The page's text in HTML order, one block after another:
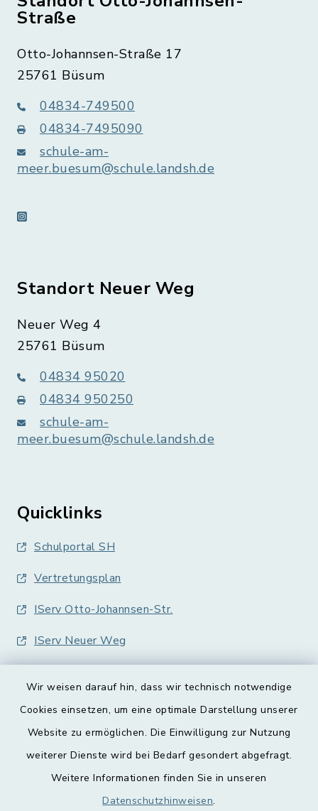
Wir weisen darauf hin, dass wir technisch notwendige
Cookies einsetzen, um eine optimale Darstellung unserer
Website zu ermöglichen. Die Einwilligung zur Nutzung
weiterer Dienste wird bei Bedarf gesondert abgefragt.
Weitere Informationen finden Sie in unseren
Datenschutzhinweisen.
Straße
Otto-Johannsen-Straße 17
25761 Büsum
04834-749500
04834-7495090
schule-am-
meer.buesum@schule.landsh.de
instagram
Standort Neuer Weg
Neuer Weg 4
25761 Büsum
04834 95020
04834 950250
schule-am-
meer.buesum@schule.landsh.de
Quicklinks
Schulportal SH
Vertretungsplan
IServ Otto-Johannsen-Str.
IServ Neuer Weg
Barrierefreiheit